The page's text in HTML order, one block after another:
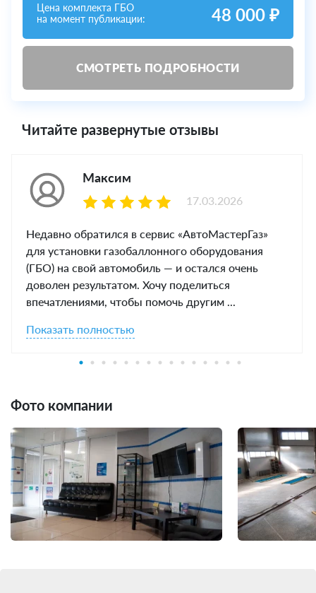
Цена комплекта ГБО
на момент публикации:
48 000 ₽
СМОТРЕТЬ ПОДРОБНОСТИ
Читайте развернутые отзывы
Максим
Недавно обратился в сервис «АвтоМастерГаз»
для установки газобаллонного оборудования
(ГБО) на свой автомобиль — и остался очень
доволен результатом. Хочу поделиться
впечатлениями, чтобы помочь другим ...
Показать полностью
17.03.2026
Фото компании